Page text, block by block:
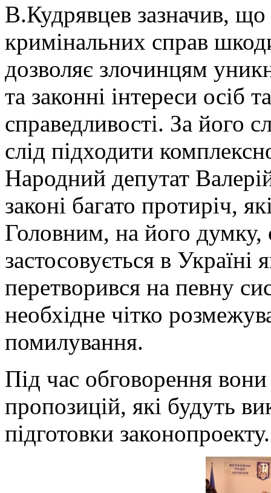
В.Кудрявцев зазначив, що
кримінальних справ
дозволяє злочинцям
та законні інтереси осіб
справедливості. За його
слід підходити
Народний депутат
законі багато протиріч,
Головним, на його думку,
застосовується в Україні
перетворився на певну
необхідне чітко
помилування.
Під час обговорення
пропозицій, які будуть
підготовки законопроекту.